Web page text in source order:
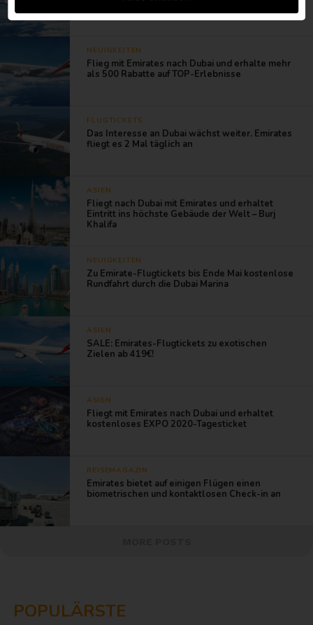
dem Airbus A380 Doppeldecker nach Bali
NEUIGKEITEN
Flieg mit Emirates nach Dubai und erhalte mehr
als 500 Rabatte auf TOP-Erlebnisse
FLUGTICKETS
Das Interesse an Dubai wächst weiter. Emirates
fliegt es 2 Mal täglich an
ASIEN
Fliegt nach Dubai mit Emirates und erhaltet
Eintritt ins höchste Gebäude der Welt – Burj
Khalifa
NEUIGKEITEN
Zu Emirate-Flugtickets bis Ende Mai kostenlose
Rundfahrt durch die Dubai Marina
ASIEN
SALE: Emirates-Flugtickets zu exotischen
Zielen ab 419€!
ASIEN
Fliegt mit Emirates nach Dubai und erhaltet
kostenloses EXPO 2020-Tagesticket
REISEMAGAZIN
Emirates bietet auf einigen Flügen einen
biometrischen und kontaktlosen Check-in an
POPULÄRSTE